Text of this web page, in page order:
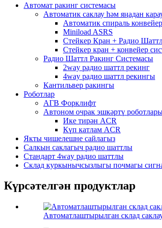
Автомат ракинг системасы
Автоматик саклау һәм яңадан
Автоматик спираль
Miniload ASRS
Стейкер Кран + Радио
Стейкер кран + конвейер
Радио Шаттл Ракинг Системасы
2way радио шаттл рекинг
4way радио шаттл рекингы
Кантильвер ракингы
Роботлар
АГВ Форклифт
Автоном очрак эшкәртү
Ике тирән ACR
Күп катлам ACR
Якты чишелешне сайлагыз
Салкын саклагыч радио шаттлы
Стандарт 4way радио шаттлы
Склад куркынычсызлыгы почмагы
Күрсәтелгән продуктлар
Автоматлаштырылган склад